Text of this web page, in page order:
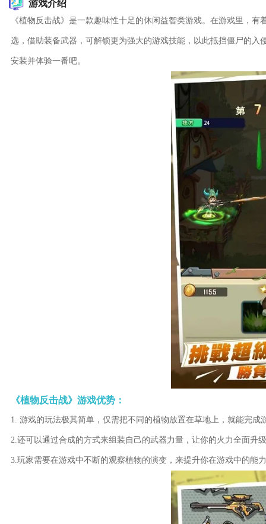
游戏介绍
《植物反击战》是一款趣味性十足的休闲益智类游戏。在游戏里，
选，借助装备武器，可解锁更为强大的游戏技能，以此抵挡僵尸的
安装并体验一番吧。
《植物反击战》游戏优势：
1. 游戏的玩法极其简单，仅需把不同的植物放置在草地上，就能完成
2.还可以通过合成的方式来组装自己的武器力量，让你的火力全面升
3.玩家需要在游戏中不断的观察植物的演变，来提升你在游戏中的能